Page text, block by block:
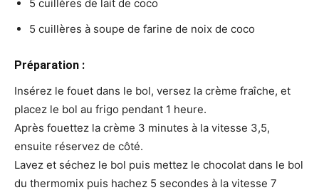
5 cuillères de lait de coco
5 cuillères à soupe de farine de noix de coco
Préparation :
Insérez le fouet dans le bol, versez la crème fraîche, et
placez le bol au frigo pendant 1 heure.
Après fouettez la crème 3 minutes à la vitesse 3,5,
ensuite réservez de côté.
Lavez et séchez le bol puis mettez le chocolat dans le bol
du thermomix puis hachez 5 secondes à la vitesse 7